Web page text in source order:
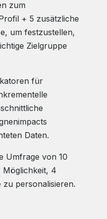
zum
+ 5 zusätzliche
um festzustellen,
Zielgruppe
für
Daten.
Umfrage von 10
Möglichkeit, 4
zu personalisieren.